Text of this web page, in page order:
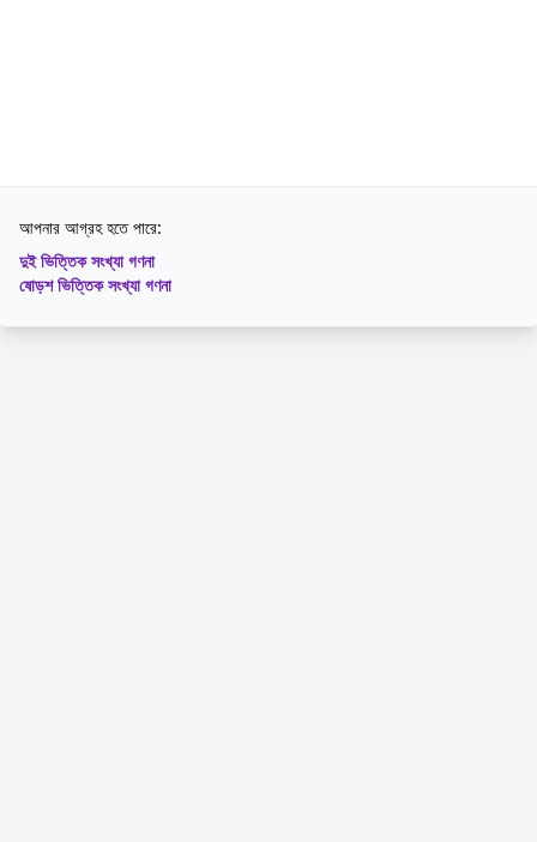
আপনার আগ্রহ হতে পারে:
দুই ভিত্তিক সংখ্যা গণনা
ষোড়শ ভিত্তিক সংখ্যা গণনা